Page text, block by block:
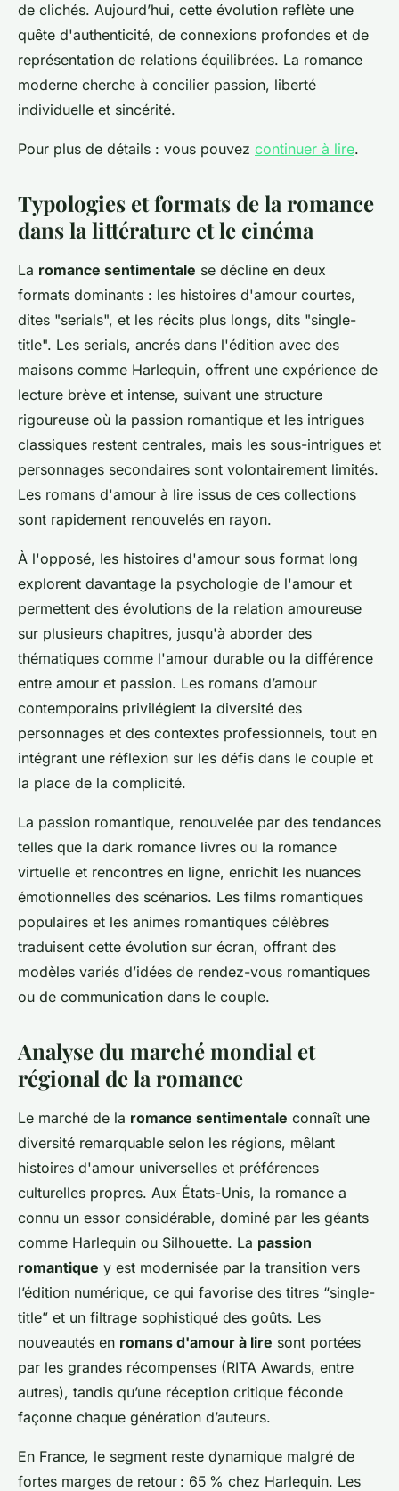
de clichés. Aujourd’hui, cette évolution reflète une
quête d'authenticité, de connexions profondes et de
représentation de relations équilibrées. La romance
moderne cherche à concilier passion, liberté
individuelle et sincérité.
Pour plus de détails : vous pouvez continuer à lire.
Typologies et formats de la romance
dans la littérature et le cinéma
La romance sentimentale se décline en deux
formats dominants : les histoires d'amour courtes,
dites "serials", et les récits plus longs, dits "single-
title". Les serials, ancrés dans l'édition avec des
maisons comme Harlequin, offrent une expérience de
lecture brève et intense, suivant une structure
rigoureuse où la passion romantique et les intrigues
classiques restent centrales, mais les sous-intrigues et
personnages secondaires sont volontairement limités.
Les romans d'amour à lire issus de ces collections
sont rapidement renouvelés en rayon.
À l'opposé, les histoires d'amour sous format long
explorent davantage la psychologie de l'amour et
permettent des évolutions de la relation amoureuse
sur plusieurs chapitres, jusqu'à aborder des
thématiques comme l'amour durable ou la différence
entre amour et passion. Les romans d’amour
contemporains privilégient la diversité des
personnages et des contextes professionnels, tout en
intégrant une réflexion sur les défis dans le couple et
la place de la complicité.
La passion romantique, renouvelée par des tendances
telles que la dark romance livres ou la romance
virtuelle et rencontres en ligne, enrichit les nuances
émotionnelles des scénarios. Les films romantiques
populaires et les animes romantiques célèbres
traduisent cette évolution sur écran, offrant des
modèles variés d’idées de rendez-vous romantiques
ou de communication dans le couple.
Analyse du marché mondial et
régional de la romance
Le marché de la romance sentimentale connaît une
diversité remarquable selon les régions, mêlant
histoires d'amour universelles et préférences
culturelles propres. Aux États-Unis, la romance a
connu un essor considérable, dominé par les géants
comme Harlequin ou Silhouette. La passion
romantique y est modernisée par la transition vers
l’édition numérique, ce qui favorise des titres “single-
title” et un filtrage sophistiqué des goûts. Les
nouveautés en romans d'amour à lire sont portées
par les grandes récompenses (RITA Awards, entre
autres), tandis qu’une réception critique féconde
façonne chaque génération d’auteurs.
En France, le segment reste dynamique malgré de
fortes marges de retour : 65 % chez Harlequin. Les